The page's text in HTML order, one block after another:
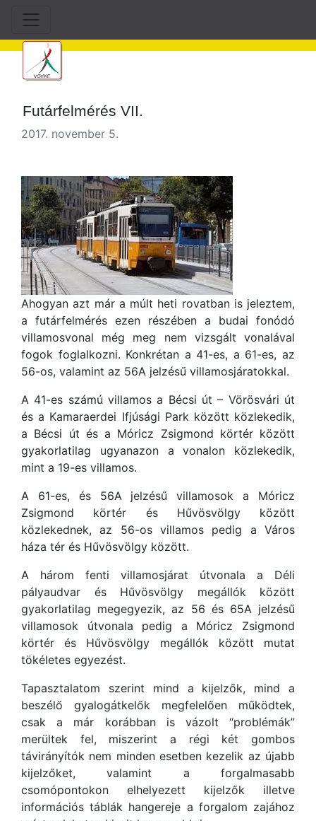
Futárfelmérés VII.
2017. november 5.
Ahogyan azt már a múlt heti rovatban is jeleztem,
a futárfelmérés ezen részében a budai fonódó
villamosvonal még meg nem vizsgált vonalával
fogok foglalkozni. Konkrétan a 41-es, a 61-es, az
56-os, valamint az 56A jelzésű villamosjáratokkal.
A 41-es számú villamos a Bécsi út – Vörösvári út
és a Kamaraerdei Ifjúsági Park között közlekedik,
a Bécsi út és a Móricz Zsigmond körtér között
gyakorlatilag ugyanazon a vonalon közlekedik,
mint a 19-es villamos.
A 61-es, és 56A jelzésű villamosok a Móricz
Zsigmond körtér és Hűvösvölgy között
közlekednek, az 56-os villamos pedig a Város
háza tér és Hűvösvölgy között.
A három fenti villamosjárat útvonala a Déli
pályaudvar és Hűvösvölgy megállók között
gyakorlatilag megegyezik, az 56 és 65A jelzésű
villamosok útvonala pedig a Móricz Zsigmond
körtér és Hűvösvölgy megállók között mutat
tökéletes egyezést.
Tapasztalatom szerint mind a kijelzők, mind a
beszélő gyalogátkelők megfelelően működtek,
csak a már korábban is vázolt “problémák”
merültek fel, miszerint a régi két gombos
távirányítók nem minden esetben kezelik az újabb
kijelzőket, valamint a forgalmasabb
csomópontokon elhelyezett kijelzők illetve
információs táblák hangereje a forgalom zajához